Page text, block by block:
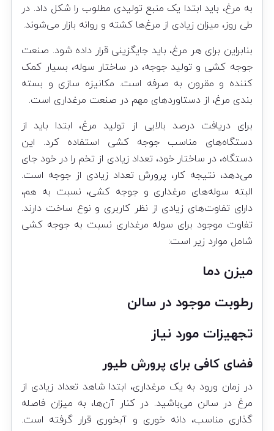
به مرغ، باید ابتدا یک منبع تولیدی مطلوب را شکل داد. در
طی روز، میزان زیادی از مرغ‌ها کشته و روانه بازار می‌شوند.
بنابراین برای هر مرغ، باید جایگزینی قرار داده شود. صنعت
جوجه کشی و تولید جوجه، در ساختار سوله، بسیار کمک
کننده و مقرون به صرفه است. مکانیزه سازی و بسته
بندی مرغ، از دستاورد‌های مهم در صنعت مرغداری است.
برای دریافت درصد بالایی از تولید مرغ، ابتدا باید از
دستگاه‌های مناسبجوجه کشی استفاده کرد. این
دستگاه، در ساختار خود، تعداد زیادی از تخم را در خود جای
می‌دهد، نتیجه کار، پرورش تعداد زیادی از جوجه است.
البته سوله‌های مرغداری و جوجه کشی، نسبت به هم،
دارای تفاوت‌های زیادی از نظر کاربری و نوع ساخت دارند.
تفاوت موجود برای سوله مرغداری نسبت به جوجه کشی
شامل موارد زیر است:
میزن دما
رطوبت موجود در سالن
تجهیزات مورد نیاز
فضای کافی برای پرورش طیور
در زمان ورود به یک مرغداری، ابتدا شاهد تعداد زیادی از
مرغ در سالن می‌باشید. در کنار آن‌ها، به میزان فاصله
گذاری مناسب، دانه خوری و آبخوری قرار گرفته است.